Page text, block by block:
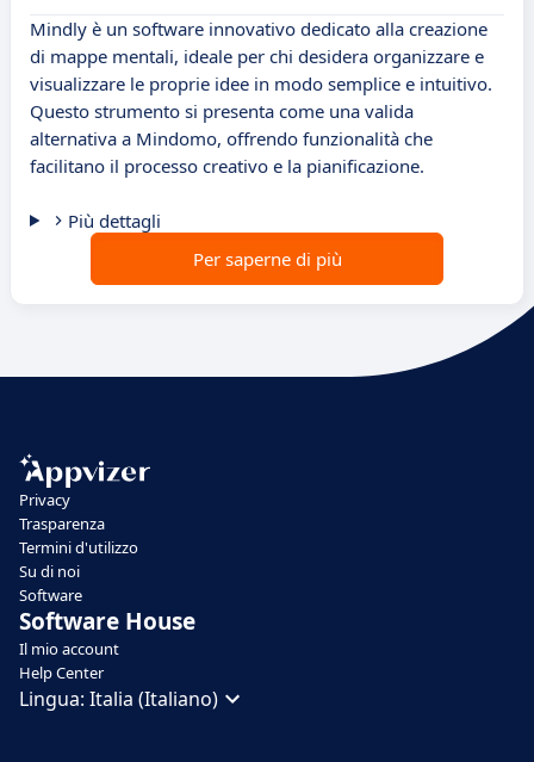
Mindly è un software innovativo dedicato alla creazione
di mappe mentali, ideale per chi desidera organizzare e
visualizzare le proprie idee in modo semplice e intuitivo.
Questo strumento si presenta come una valida
alternativa a Mindomo, offrendo funzionalità che
facilitano il processo creativo e la pianificazione.
Più dettagli
Per saperne di più
Privacy
Trasparenza
Termini d'utilizzo
Su di noi
Software
Software House
Il mio account
Help Center
Lingua: Italia (Italiano)